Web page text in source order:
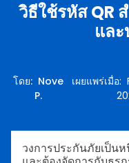
วิธีใช้รหัส QR
แล
โดย: Nove
P.
เผยแพร่เมื่อ:
วงการประกันภัยเป็น